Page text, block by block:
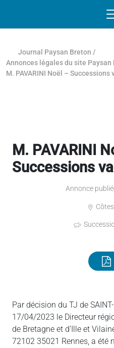
Journal Paysan Breton /
Annonces légales du site Paysan
M. PAVARINI Noël – Successions
M. PAVARINI
Successions
Annonce
Par décision du TJ de
17/04/2023 le Directeur
de Bretagne et d’Ille et
72102 35021 Rennes, a été